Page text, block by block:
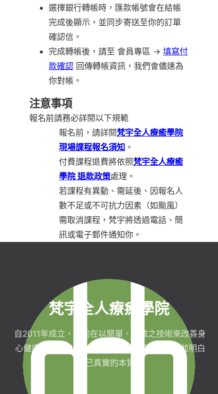
選擇銀行轉帳時，匯款帳號會在結帳
完成後顯示，並同步寄送至你的訂單
確認信。
完成轉帳後，請至 會員專區 → 填寫付
款確認 回傳轉帳資訊，我們會儘速為
你對帳。
注意事項
報名前請務必詳閱以下規範
報名前，請詳閱梵宇全人療癒學院
現場課程報名須知 。
付費課程退費將依照梵宇全人療癒
學院 退款政策處理。
若課程有異動、需延後、因報名人
數不足或不可抗力因素（如颱風）
需取消課程，梵宇將透過電話、簡
訊或電子郵件通知你。
梵宇全人療癒學院
自2011年成立，目的在以簡單、有效之技術來改善身
心健康，協助完成生命目標與實現靈性生活，並明白
自己真實的本質。